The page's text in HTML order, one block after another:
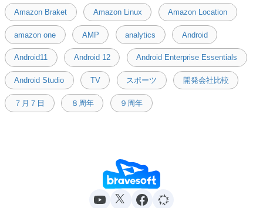
Amazon Braket Amazon Linux Amazon Location
amazon one AMP analytics Android
Android11 Android 12 Android Enterprise Essentials
Android Studio TV スポーツ 開発会社比較
７月７日 ８周年 ９周年